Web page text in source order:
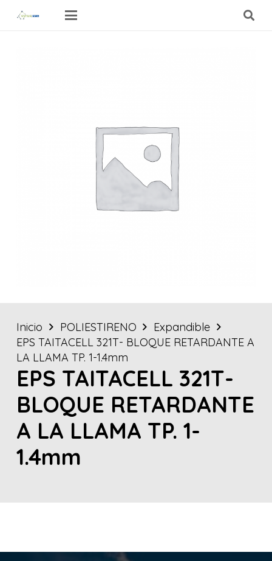
Inicio POLIESTIRENO
Expandible
EPS TAITACELL 321T- BLOQUE RETARDANTE A
LA LLAMA TP. 1-1.4mm
EPS TAITACELL 321T-
BLOQUE RETARDANTE
A LA LLAMA TP. 1-
1.4mm